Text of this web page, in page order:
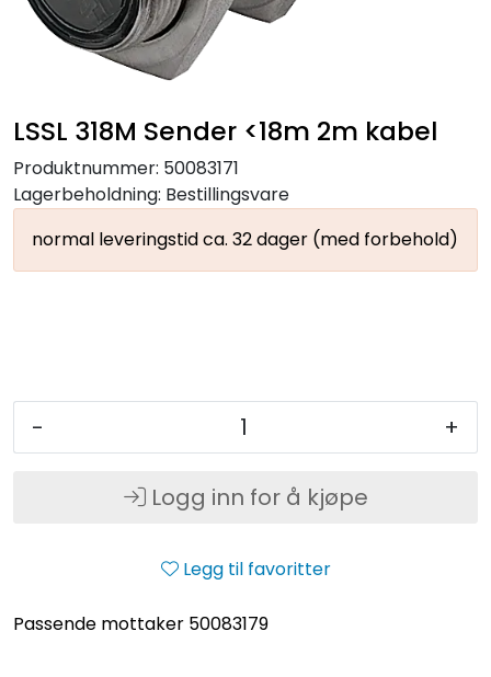
LSSL 318M Sender <18m 2m kabel
Produktnummer: 50083171
Lagerbeholdning: Bestillingsvare
normal leveringstid ca. 32 dager (med forbehold)
- +
Logg inn for å kjøpe
Legg til favoritter
Passende mottaker 50083179